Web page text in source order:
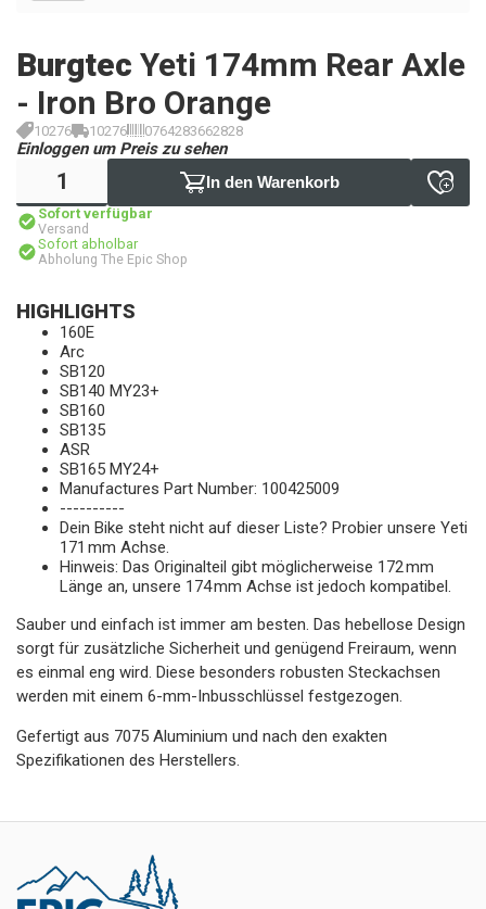
Burgtec Yeti 174mm Rear Axle
- Iron Bro Orange
10276 10276 0764283662828
Einloggen um Preis zu sehen
In den Warenkorb
Sofort verfügbar
Versand
Sofort abholbar
Abholung The Epic Shop
HIGHLIGHTS
160E
Arc
SB120
SB140 MY23+
SB160
SB135
ASR
SB165 MY24+
Manufactures Part Number: 100425009
----------
Dein Bike steht nicht auf dieser Liste? Probier unsere Yeti
171 mm Achse.
Hinweis: Das Originalteil gibt möglicherweise 172 mm
Länge an, unsere 174 mm Achse ist jedoch kompatibel.
Sauber und einfach ist immer am besten. Das hebellose Design
sorgt für zusätzliche Sicherheit und genügend Freiraum, wenn
es einmal eng wird. Diese besonders robusten Steckachsen
werden mit einem 6-mm-Inbusschlüssel festgezogen.
Gefertigt aus 7075 Aluminium und nach den exakten
Spezifikationen des Herstellers.